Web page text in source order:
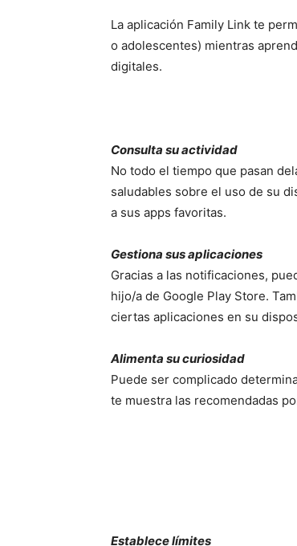
La aplicación Family Link te
o adolescentes) mientras
digitales.
Consulta su actividad
No todo el tiempo que pasan
saludables sobre el uso de su
a sus apps favoritas.
Gestiona sus aplicaciones
Gracias a las notificaciones,
hijo/a de Google Play Store.
ciertas aplicaciones en su
Alimenta su curiosidad
Puede ser complicado
te muestra las recomendadas
Establece límites